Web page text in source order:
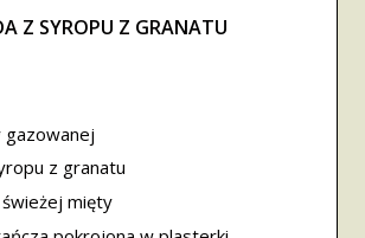
Z SYROPU Z GRANATU
gazowanej
z granatu
świeżej mięty